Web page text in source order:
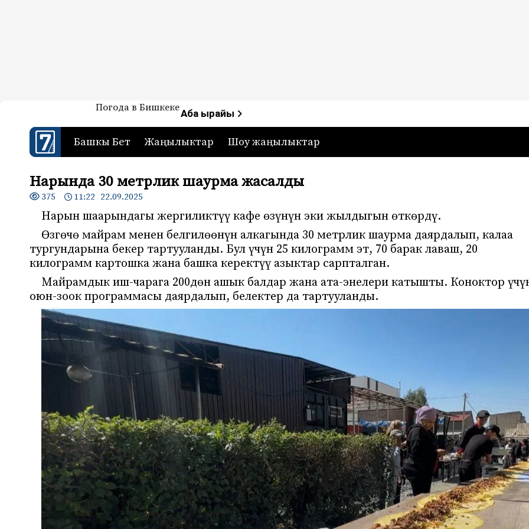
7-канал. Жаңылыктар — Кыргызстан
Жаңылыктар — Кыргызстан
Погода в БишкекеАба ырайы
Башкы Бет Жаңылыктар Шоу жаңылыктар
Нарында 30 метрлик шаурма жасалды
375 11:22 22.09.2025
Нарын шаарындагы жергиликтүү кафе өзүнүн эки жылдыгын өткөрдү.
Өзгөчө майрам менен белгилөөнүн алкагында 30 метрлик шаурма даярдалып, калаа
тургундарына бекер тартууланды. Бул үчүн 25 килограмм эт, 70 барак лаваш, 20
килограмм картошка жана башка керектүү азыктар сарпталган.
Майрамдык иш-чарага 200дөн ашык балдар жана ата-энелери катышты. Коноктор
оюн-зоок программасы даярдалып, белектер да тартууланды.